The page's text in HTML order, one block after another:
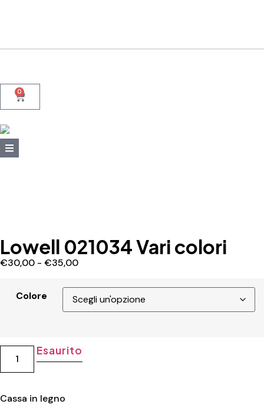
0
Lowell 021034 Vari colori
€30,00 - €35,00
Colore
Esaurito
Cassa in legno